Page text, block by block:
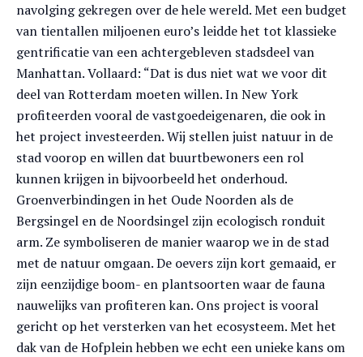
navolging gekregen over de hele wereld. Met een budget
van tientallen miljoenen euro’s leidde het tot klassieke
gentrificatie van een achtergebleven stadsdeel van
Manhattan. Vollaard: “Dat is dus niet wat we voor dit
deel van Rotterdam moeten willen. In New York
profiteerden vooral de vastgoedeigenaren, die ook in
het project investeerden. Wij stellen juist natuur in de
stad voorop en willen dat buurtbewoners een rol
kunnen krijgen in bijvoorbeeld het onderhoud.
Groenverbindingen in het Oude Noorden als de
Bergsingel en de Noordsingel zijn ecologisch ronduit
arm. Ze symboliseren de manier waarop we in de stad
met de natuur omgaan. De oevers zijn kort gemaaid, er
zijn eenzijdige boom- en plantsoorten waar de fauna
nauwelijks van profiteren kan. Ons project is vooral
gericht op het versterken van het ecosysteem. Met het
dak van de Hofplein hebben we echt een unieke kans om